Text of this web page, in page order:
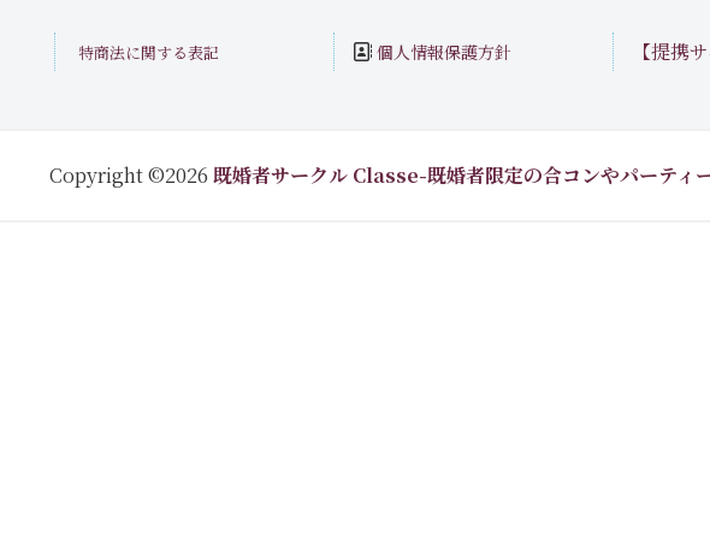
特商法に関する表記 個人情報保護方針 【提携
Copyright ©2026 既婚者サークル Classe-既婚者限定の合コンやパーティ